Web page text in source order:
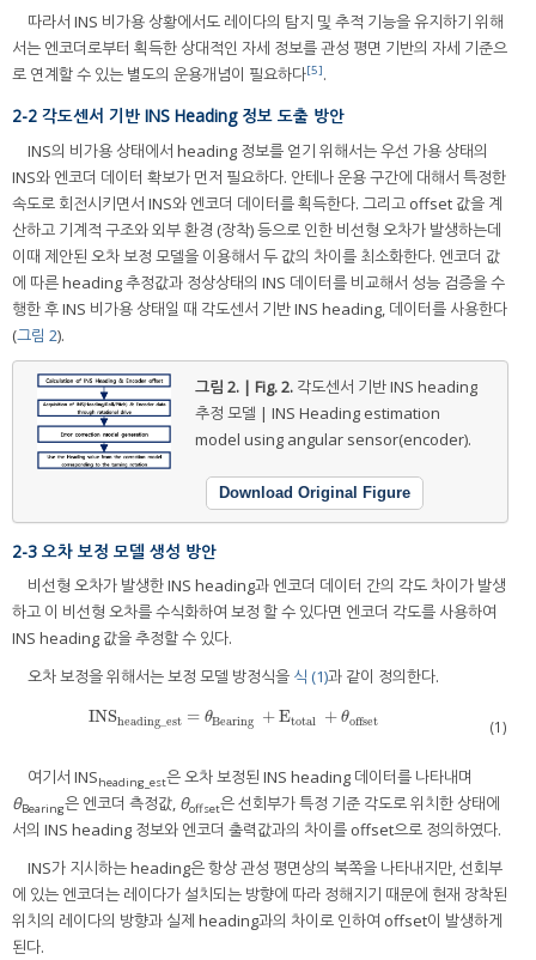
따라서 INS 비가용 상황에서도 레이다의 탐지 및 추적 기능을 유지하기 위해
서는 엔코더로부터 획득한 상대적인 자세 정보를 관성 평면 기반의 자세 기준으
로 연계할 수 있는 별도의 운용개념이 필요하다[5].
2-2 각도센서 기반 INS Heading 정보 도출 방안
INS의 비가용 상태에서 heading 정보를 얻기 위해서는 우선 가용 상태의
INS와 엔코더 데이터 확보가 먼저 필요하다. 안테나 운용 구간에 대해서 특정한
속도로 회전시키면서 INS와 엔코더 데이터를 획득한다. 그리고 offset 값을 계
산하고 기계적 구조와 외부 환경 (장착) 등으로 인한 비선형 오차가 발생하는데
이때 제안된 오차 보정 모델을 이용해서 두 값의 차이를 최소화한다. 엔코더 값
에 따른 heading 추정값과 정상상태의 INS 데이터를 비교해서 성능 검증을 수
행한 후 INS 비가용 상태일 때 각도센서 기반 INS heading, 데이터를 사용한다
(그림 2).
그림 2. | Fig. 2. 각도센서 기반 INS heading
추정 모델 | INS Heading estimation
model using angular sensor(encoder).
Download Original Figure
2-3 오차 보정 모델 생성 방안
비선형 오차가 발생한 INS heading과 엔코더 데이터 간의 각도 차이가 발생
하고 이 비선형 오차를 수식화하여 보정 할 수 있다면 엔코더 각도를 사용하여
INS heading 값을 추정할 수 있다.
오차 보정을 위해서는 보정 모델 방정식을 식 (1)과 같이 정의한다.
INSheading_est = θBearing +Etotal + θoffset
INSheading_est= θBearing+Etotal +θoffset (1)
여기서 INSheading_est은 오차 보정된 INS heading 데이터를 나타내며
θBearing은 엔코더 측정값, θoffset은 선회부가 특정 기준 각도로 위치한 상태에
서의 INS heading 정보와 엔코더 출력값과의 차이를 offset으로 정의하였다.
INS가 지시하는 heading은 항상 관성 평면상의 북쪽을 나타내지만, 선회부
에 있는 엔코더는 레이다가 설치되는 방향에 따라 정해지기 때문에 현재 장착된
위치의 레이다의 방향과 실제 heading과의 차이로 인하여 offset이 발생하게
된다.